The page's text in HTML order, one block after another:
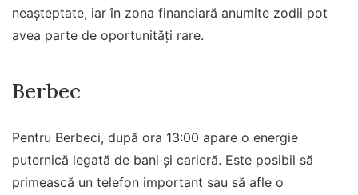
neașteptate, iar în zona financiară anumite zodii pot
avea parte de oportunități rare.
Berbec
Pentru Berbeci, după ora 13:00 apare o energie
puternică legată de bani și carieră. Este posibil să
primească un telefon important sau să afle o